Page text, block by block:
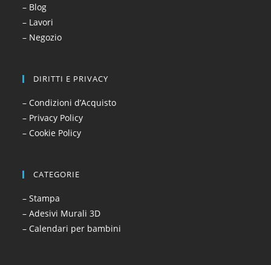
– Blog
– Lavori
– Negozio
DIRITTI E PRIVACY
– Condizioni d’Acquisto
– Privacy Policy
– Cookie Policy
CATEGORIE
– Stampa
– Adesivi Murali 3D
– Calendari per bambini